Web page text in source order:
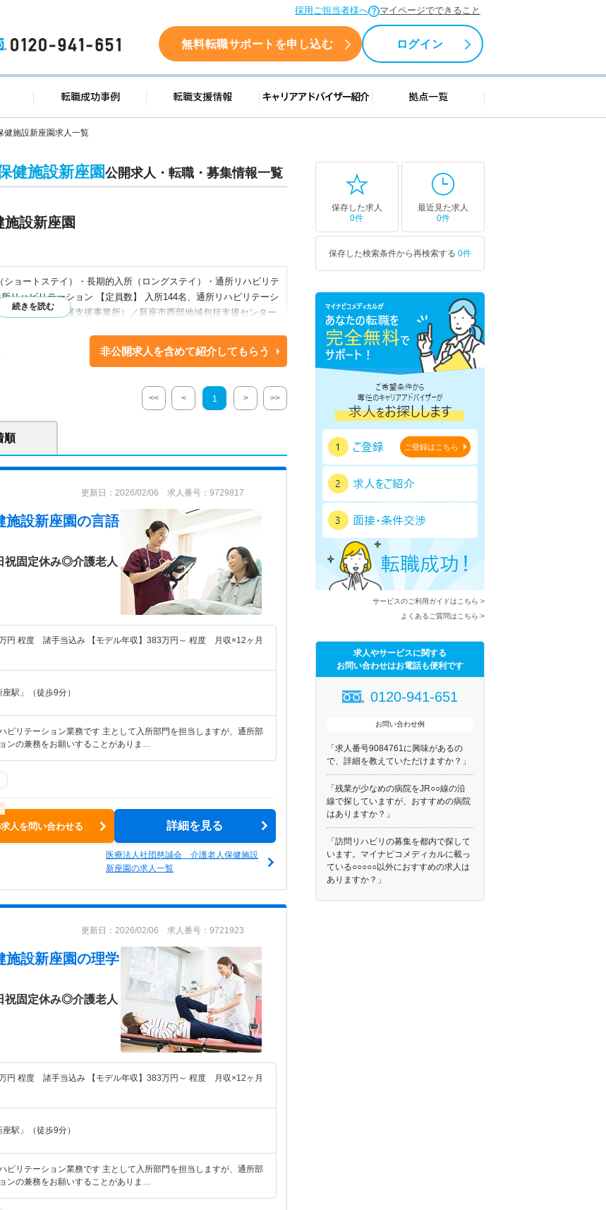
採用ご担当者様へ マイページでできること
0120-941-651 無料転職サポートを申し込む ログイン
求人検索 転職成功事例 転職支援情報 キャリアアドバイザー紹介 拠点一覧
施設新座園求人一覧
健施設新座園公開求人・転職・募集情報一覧
設新座園
ショートステイ）・長期的入所（ロングステイ）・通所リハビリテ
リハビリテーション 【定員数】 入所144名、通所リハビリテーシ
ート（居宅介護支援事業所）／新座市西部地域包括支援センター
ケア、介護予防通所リハビリステーションなど多岐にわたる事業
。 ご利用者様一人ひとりに向き合ったサービス提供を目指してお
非公開求人を含めて紹介してもらう
<< < 1 > >>
順
更新日：2026/02/06 求人番号：9729817
施設新座園の言語
祝固定休み◎介護老人
円 程度 諸手当込み 【モデル年収】 383万円～ 程度 月収×12ヶ月
駅」（徒歩9分）
ビリテーション業務です 主として入所部門を担当しますが、通所部
ンの兼務をお願いすることがありま…
人を問い合わせる 詳細を見る
医療法人社団慈誠会 介護老人保健施設
新座園の求人一覧
更新日：2026/02/06 求人番号：9721923
施設新座園の理学
祝固定休み◎介護老人
円 程度 諸手当込み 【モデル年収】 383万円～ 程度 月収×12ヶ月
駅」（徒歩9分）
ビリテーション業務です 主として入所部門を担当しますが、通所部
ンの兼務をお願いすることがありま…
保存した求人
0件
最近見た求人
0件
保存した検索条件から再検索する 0件
ご登録はこちら
サービスのご利用ガイドはこちら >
よくあるご質問はこちら >
求人やサービスに関する
お問い合わせはお電話も便利です
0120-941-651
お問い合わせ例
「求人番号9084761に興味があるの
で、詳細を教えていただけますか？」
「残業が少なめの病院をJR○○線の沿
線で探していますが、おすすめの病院
はありますか？」
「訪問リハビリの募集を都内で探して
います。マイナビコメディカルに載っ
ている○○○○○以外におすすめの求人は
ありますか？」